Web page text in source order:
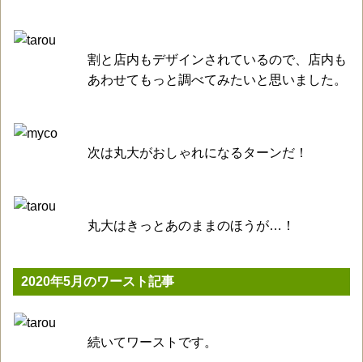
割と店内もデザインされているので、店内も
あわせてもっと調べてみたいと思いました。
次は丸大がおしゃれになるターンだ！
丸大はきっとあのままのほうが…！
2020年5月のワースト記事
続いてワーストです。